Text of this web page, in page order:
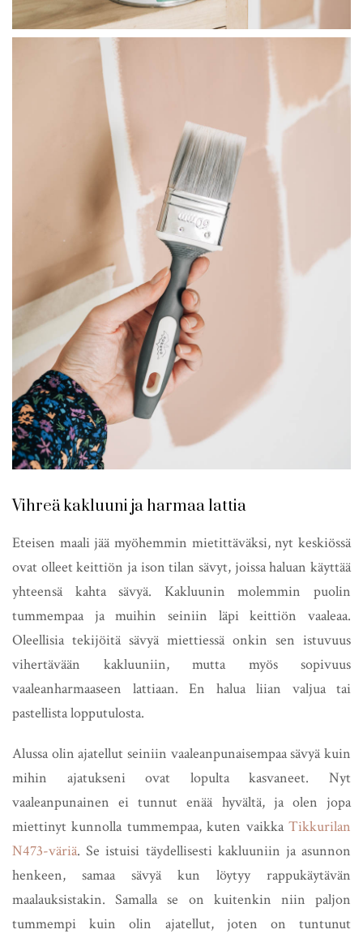
Vihreä kakluuni ja harmaa lattia
Eteisen maali jää myöhemmin mietittäväksi, nyt keskiössä
ovat olleet keittiön ja ison tilan sävyt, joissa haluan käyttää
yhteensä kahta sävyä. Kakluunin molemmin puolin
tummempaa ja muihin seiniin läpi keittiön vaaleaa.
Oleellisia tekijöitä sävyä miettiessä onkin sen istuvuus
vihertävään kakluuniin, mutta myös sopivuus
vaaleanharmaaseen lattiaan. En halua liian valjua tai
pastellista lopputulosta.
Alussa olin ajatellut seiniin vaaleanpunaisempaa sävyä kuin
mihin ajatukseni ovat lopulta kasvaneet. Nyt
vaaleanpunainen ei tunnut enää hyvältä, ja olen jopa
miettinyt kunnolla tummempaa, kuten vaikkaTikkurilan
N473-väriä. Se istuisi täydellisesti kakluuniin ja asunnon
henkeen, samaa sävyä kun löytyy rappukäytävän
maalauksistakin. Samalla se on kuitenkin niin paljon
tummempi kuin olin ajatellut, joten on tuntunut